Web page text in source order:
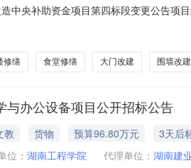
中央补助资金项目第四标段变更公告
。2.项目概况与招标范围2.1项目名称：
修缮 食堂修缮 大门改建 围墙改建
办公设备项目公开招标公告
教 货物 预算96.80万元 3天后
位： 湖南工程学院 代理单位： 湖南建